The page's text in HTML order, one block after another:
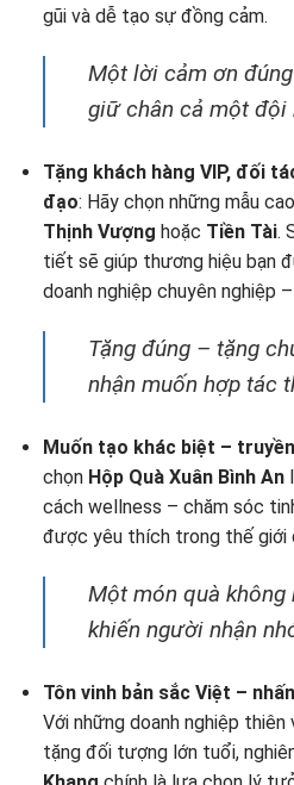
gũi và dễ tạo sự đồng cảm.
Một lời cảm ơn
giữ chân cả một đội
Tặng khách hàng VIP, đối
đạo: Hãy chọn những mẫu
Thịnh Vượng hoặc Tiền Tài.
tiết sẽ giúp thương hiệu bạn
doanh nghiệp chuyên nghiệp
Tặng đúng – tặng
nhận muốn hợp tác
Muốn tạo khác biệt –
chọn Hộp Quà Xuân Bình An
cách wellness – chăm sóc
được yêu thích trong thế giới
Một món quà
khiến người nhận
Tôn vinh bản sắc Việt –
Với những doanh nghiệp
tặng đối tượng lớn tuổi,